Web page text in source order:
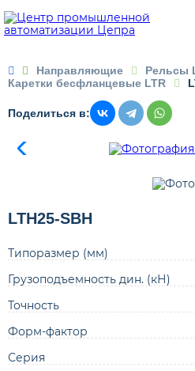
 Направляющие
Рельсы
Каретки бесфланцевые LTR
Поделиться в:
LTH25-SBH
Типоразмер (мм)
Грузоподъемность дин. (кН)
Точность
Форм-фактор
Серия